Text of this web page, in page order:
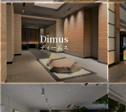
Dimus
ディームス